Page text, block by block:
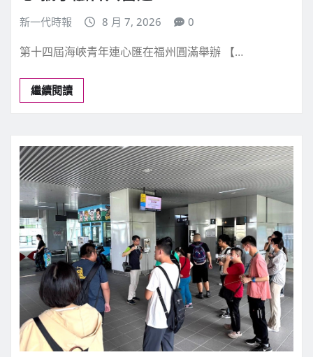
新一代時報 8 月 7, 2026 0
第十四屆海峽青年連心匯在福州圓滿舉辦 【…
繼續閱讀